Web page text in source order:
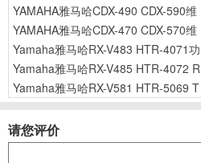
YAMAHA雅马哈CDX-490 CDX-590维
YAMAHA雅马哈CDX-470 CDX-570维
Yamaha雅马哈RX-V483 HTR-4071功
Yamaha雅马哈RX-V485 HTR-4072 R
Yamaha雅马哈RX-V581 HTR-5069 T
请您评价